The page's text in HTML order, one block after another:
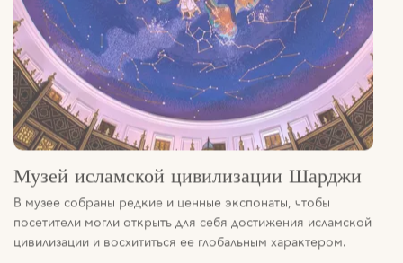
Музей исламской цивилизации Шарджи
В музее собраны редкие и ценные экспонаты, чтобы
посетители могли открыть для себя достижения исламской
цивилизации и восхититься ее глобальным характером.